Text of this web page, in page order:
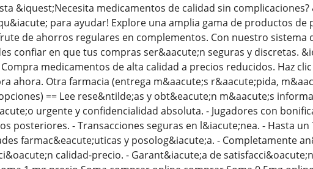
&iquest;Necesita medicamentos de calidad sin
para ayudar! Explore una amplia gama de productos de
de ahorros regulares en complementos. Con nuestro sistema
confiar en que tus compras ser&aacute;n seguras y discretas.
medicamentos de alta calidad a precios reducidos. Haz
ahora. Otra farmacia (entrega m&aacute;s r&aacute;pida,
== Lee rese&ntilde;as y obt&eacute;n m&aacute;s
urgente y confidencialidad absoluta. - Jugadores con
posteriores. - Transacciones seguras en l&iacute;nea. - Hasta un
farmac&eacute;uticas y posolog&iacute;a. - Completamente
calidad-precio. - Garant&iacute;a de